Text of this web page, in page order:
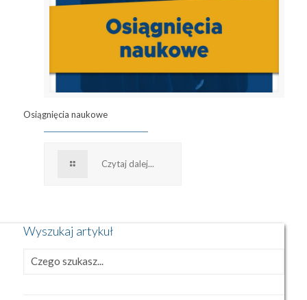
Osiągnięcia naukowe
Czytaj dalej...
Wyszukaj artykuł